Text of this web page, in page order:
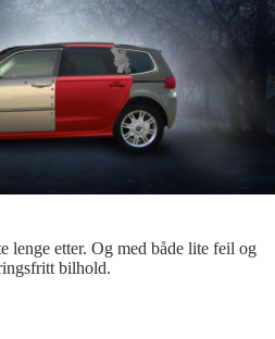
lenge etter. Og med både lite feil og
bilhold.